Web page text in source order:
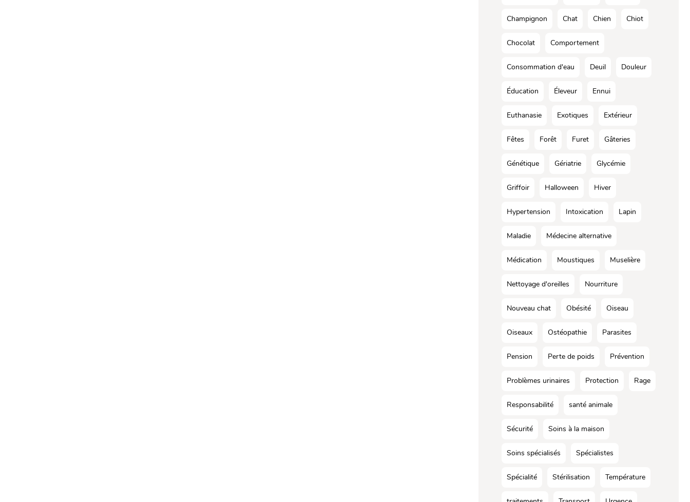
Champignon Chat Chien Chiot
Chocolat Comportement
Consommation d'eau Deuil Douleur
Éducation Éleveur Ennui
Euthanasie Exotiques Extérieur
Fêtes Forêt Furet Gâteries
Génétique Gériatrie Glycémie
Griffoir Halloween Hiver
Hypertension Intoxication Lapin
Maladie Médecine alternative
Médication Moustiques Muselière
Nettoyage d'oreilles Nourriture
Nouveau chat Obésité Oiseau
Oiseaux Ostéopathie Parasites
Pension Perte de poids Prévention
Problèmes urinaires Protection Rage
Responsabilité santé animale
Sécurité Soins à la maison
Soins spécialisés Spécialistes
Spécialité Stérilisation Température